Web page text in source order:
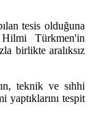
tesis olduğuna
Türkmen'in
birlikte aralıksız
teknik ve sıhhi
yaptıklarını tespit